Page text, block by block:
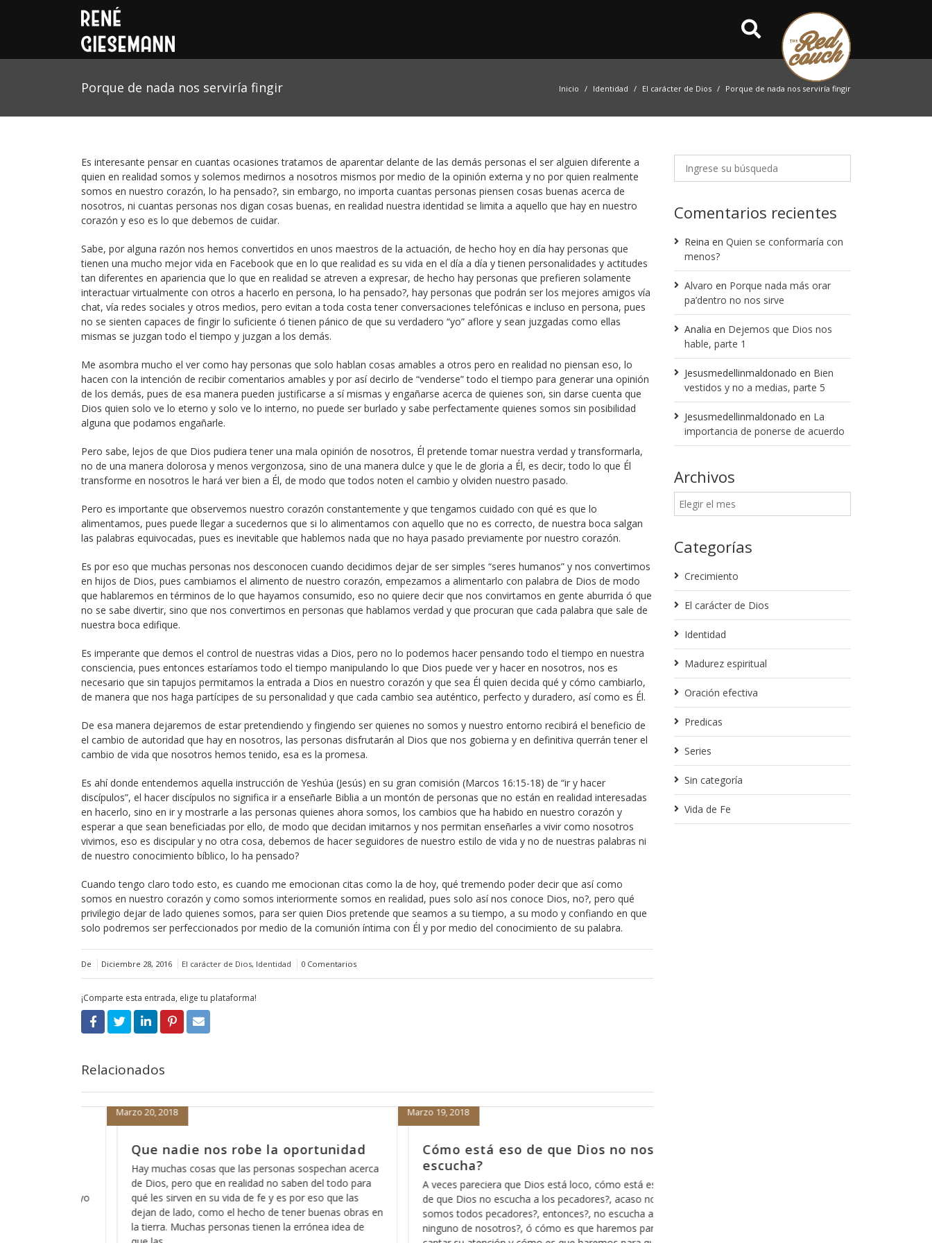
Porque de nada nos serviría fingir Inicio Identidad El carácter de Dios Porque de nada nos serviría fingir
Es interesante pensar en cuantas ocasiones tratamos de aparentar delante de las demás personas el ser alguien diferente a
quien en realidad somos y solemos medirnos a nosotros mismos por medio de la opinión externa y no por quien realmente
somos en nuestro corazón, lo ha pensado?, sin embargo, no importa cuantas personas piensen cosas buenas acerca de
nosotros, ni cuantas personas nos digan cosas buenas, en realidad nuestra identidad se limita a aquello que hay en nuestro
corazón y eso es lo que debemos de cuidar.
Sabe, por alguna razón nos hemos convertidos en unos maestros de la actuación, de hecho hoy en día hay personas que
tienen una mucho mejor vida en Facebook que en lo que realidad es su vida en el día a día y tienen personalidades y actitudes
tan diferentes en apariencia que lo que en realidad se atreven a expresar, de hecho hay personas que prefieren solamente
interactuar virtualmente con otros a hacerlo en persona, lo ha pensado?, hay personas que podrán ser los mejores amigos vía
chat, vía redes sociales y otros medios, pero evitan a toda costa tener conversaciones telefónicas e incluso en persona, pues
no se sienten capaces de fingir lo suficiente ó tienen pánico de que su verdadero “yo” aflore y sean juzgadas como ellas
mismas se juzgan todo el tiempo y juzgan a los demás.
Me asombra mucho el ver como hay personas que solo hablan cosas amables a otros pero en realidad no piensan eso, lo
hacen con la intención de recibir comentarios amables y por así decirlo de “venderse” todo el tiempo para generar una opinión
de los demás, pues de esa manera pueden justificarse a sí mismas y engañarse acerca de quienes son, sin darse cuenta que
Dios quien solo ve lo eterno y solo ve lo interno, no puede ser burlado y sabe perfectamente quienes somos sin posibilidad
alguna que podamos engañarle.
Pero sabe, lejos de que Dios pudiera tener una mala opinión de nosotros, Él pretende tomar nuestra verdad y transformarla,
no de una manera dolorosa y menos vergonzosa, sino de una manera dulce y que le de gloria a Él, es decir, todo lo que Él
transforme en nosotros le hará ver bien a Él, de modo que todos noten el cambio y olviden nuestro pasado.
Pero es importante que observemos nuestro corazón constantemente y que tengamos cuidado con qué es que lo
alimentamos, pues puede llegar a sucedernos que si lo alimentamos con aquello que no es correcto, de nuestra boca salgan
las palabras equivocadas, pues es inevitable que hablemos nada que no haya pasado previamente por nuestro corazón.
Es por eso que muchas personas nos desconocen cuando decidimos dejar de ser simples “seres humanos” y nos convertimos
en hijos de Dios, pues cambiamos el alimento de nuestro corazón, empezamos a alimentarlo con palabra de Dios de modo
que hablaremos en términos de lo que hayamos consumido, eso no quiere decir que nos convirtamos en gente aburrida ó que
no se sabe divertir, sino que nos convertimos en personas que hablamos verdad y que procuran que cada palabra que sale de
nuestra boca edifique.
Es imperante que demos el control de nuestras vidas a Dios, pero no lo podemos hacer pensando todo el tiempo en nuestra
consciencia, pues entonces estaríamos todo el tiempo manipulando lo que Dios puede ver y hacer en nosotros, nos es
necesario que sin tapujos permitamos la entrada a Dios en nuestro corazón y que sea Él quien decida qué y cómo cambiarlo,
de manera que nos haga partícipes de su personalidad y que cada cambio sea auténtico, perfecto y duradero, así como es Él.
De esa manera dejaremos de estar pretendiendo y fingiendo ser quienes no somos y nuestro entorno recibirá el beneficio de
el cambio de autoridad que hay en nosotros, las personas disfrutarán al Dios que nos gobierna y en definitiva querrán tener el
cambio de vida que nosotros hemos tenido, esa es la promesa.
Es ahí donde entendemos aquella instrucción de Yeshúa (Jesús) en su gran comisión (Marcos 16:15-18) de “ir y hacer
discípulos”, el hacer discípulos no significa ir a enseñarle Biblia a un montón de personas que no están en realidad interesadas
en hacerlo, sino en ir y mostrarle a las personas quienes ahora somos, los cambios que ha habido en nuestro corazón y
esperar a que sean beneficiadas por ello, de modo que decidan imitarnos y nos permitan enseñarles a vivir como nosotros
vivimos, eso es discipular y no otra cosa, debemos de hacer seguidores de nuestro estilo de vida y no de nuestras palabras ni
de nuestro conocimiento bíblico, lo ha pensado?
Cuando tengo claro todo esto, es cuando me emocionan citas como la de hoy, qué tremendo poder decir que así como
somos en nuestro corazón y como somos interiormente somos en realidad, pues solo así nos conoce Dios, no?, pero qué
privilegio dejar de lado quienes somos, para ser quien Dios pretende que seamos a su tiempo, a su modo y confiando en que
solo podremos ser perfeccionados por medio de la comunión íntima con Él y por medio del conocimiento de su palabra.
De Diciembre 28, 2016 El carácter de Dios, Identidad 0 Comentarios
¡Comparte esta entrada, elige tu plataforma!
Relacionados
Cómo está eso de que Dios no nos
escucha?
Marzo 19, 2018
A veces pareciera que Dios está loco, cómo está eso
de que Dios no escucha a los pecadores?, acaso no
somos todos pecadores?, entonces?, no escucha a
ninguno de nosotros?, ó cómo es que haremos para
Porque nada más orar pa’dentro no
nos sirve
Febrero 15, 2018
Hace días que reflexiono acerca de la revelación de
Dios pues ese método que Dios usa para mostrarnos
los significados no ocultos sino profundos de la
palabra, entre más nos vamos familiarizando con ella,
Comentarios recientes
Reina en Quien se conformaría con
menos?
Alvaro en Porque nada más orar
pa’dentro no nos sirve
Analia en Dejemos que Dios nos
hable, parte 1
Jesusmedellinmaldonado en Bien
vestidos y no a medias, parte 5
Jesusmedellinmaldonado en La
importancia de ponerse de acuerdo
Archivos
Categorías
Crecimiento
El carácter de Dios
Identidad
Madurez espiritual
Oración efectiva
Predicas
Series
Sin categoría
Vida de Fe